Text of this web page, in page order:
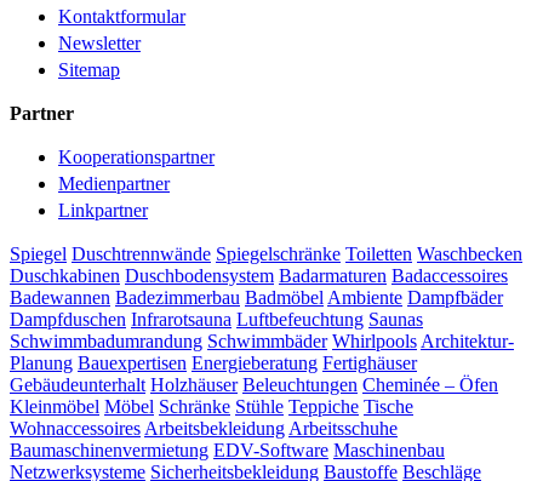
Kontaktformular
Newsletter
Sitemap
Partner
Kooperationspartner
Medienpartner
Linkpartner
Spiegel Duschtrennwände Spiegelschränke Toiletten Waschbecken
Duschkabinen Duschbodensystem Badarmaturen Badaccessoires
Badewannen Badezimmerbau Badmöbel Ambiente Dampfbäder
Dampfduschen Infrarotsauna Luftbefeuchtung Saunas
Schwimmbadumrandung Schwimmbäder Whirlpools Architektur-
Planung Bauexpertisen Energieberatung Fertighäuser
Gebäudeunterhalt Holzhäuser Beleuchtungen Cheminée – Öfen
Kleinmöbel Möbel Schränke Stühle Teppiche Tische
Wohnaccessoires Arbeitsbekleidung Arbeitsschuhe
Baumaschinenvermietung EDV-Software Maschinenbau
Netzwerksysteme Sicherheitsbekleidung Baustoffe Beschläge